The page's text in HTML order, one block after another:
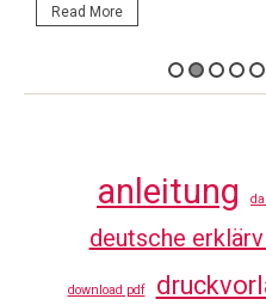
anleitung
deutsche
download pdf